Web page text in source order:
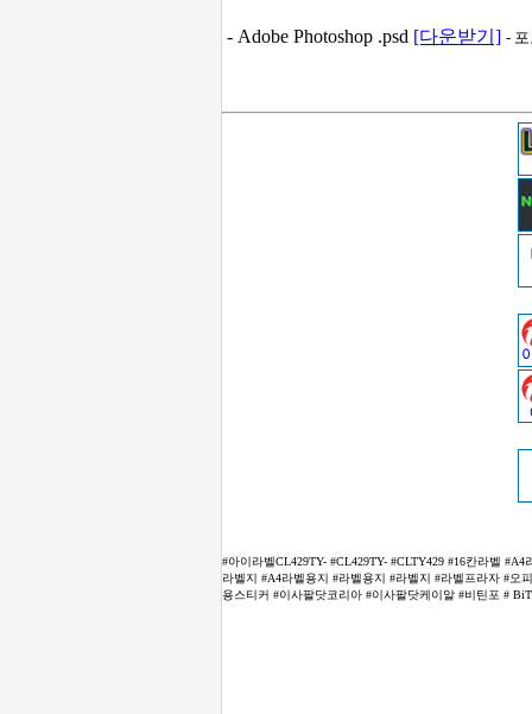
- Adobe Photoshop .psd [다운받기] -
#아이라벨CL429TY- #CL429TY- #CLTY429 #16칸라벨
라벨지 #A4라벨용지 #라벨용지 #라벨지 #라벨프라자 #오
용스티커 #이사팔닷코리아 #이사팔닷케이알 #비틴포 #